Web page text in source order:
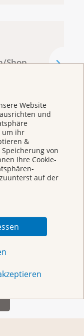
Website
und
um ihr
&
von
Ihre Cookie-
auf der
Shop
Uhr
Uhr